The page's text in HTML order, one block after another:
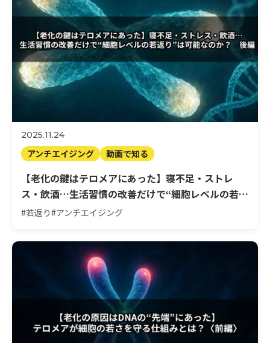
医師紹介 運営会社
お問い合わせ
2025.11.24
アンチエイジング 動画で知る
【老化の鍵はテロメアにあった】寝不足・ストレ
ス・飲酒…生活習慣の改善だけで“細胞レベルの若返
り”は可能なのか？ 後編
#若返り#アンチエイジング